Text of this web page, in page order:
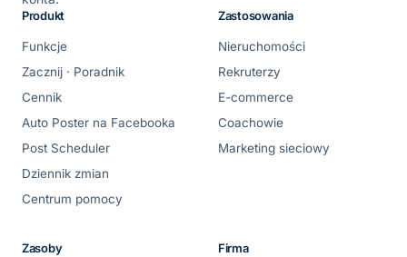
Produkt
Funkcje
Zacznij · Poradnik
Cennik
Auto Poster na Facebooka
Post Scheduler
Dziennik zmian
Centrum pomocy
Zastosowania
Nieruchomości
Rekruterzy
E-commerce
Coachowie
Marketing sieciowy
Zasoby Firma